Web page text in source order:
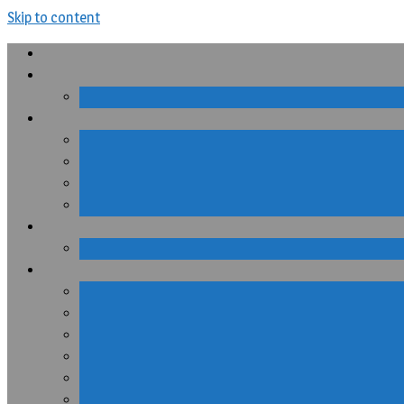
Skip to content